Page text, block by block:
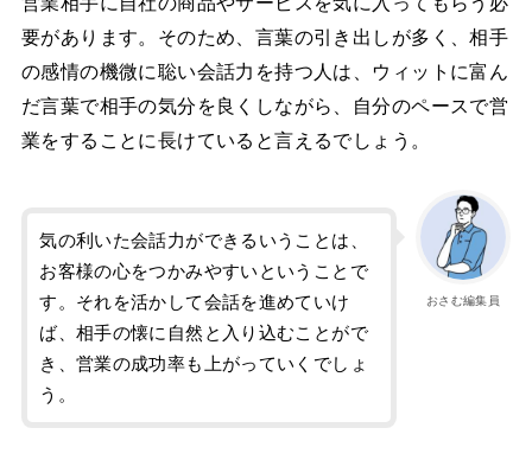
要があります。そのため、言葉の引き出しが多く、相手
の感情の機微に聡い会話力を持つ人は、ウィットに富ん
だ言葉で相手の気分を良くしながら、自分のペースで営
業をすることに長けていると言えるでしょう。
おさむ編集員
気の利いた会話力ができるいうことは、
お客様の心をつかみやすいということで
す。それを活かして会話を進めていけ
ば、相手の懐に自然と入り込むことがで
き、営業の成功率も上がっていくでしょ
う。